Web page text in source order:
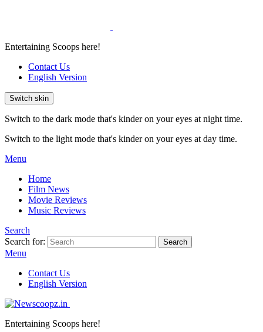
Entertaining Scoops here!
Contact Us
English Version
Switch skin
Switch to the dark mode that's kinder on your eyes at night time.
Switch to the light mode that's kinder on your eyes at day time.
Menu
Home
Film News
Movie Reviews
Music Reviews
Search
Search for:
Search
Menu
Contact Us
English Version
Entertaining Scoops here!